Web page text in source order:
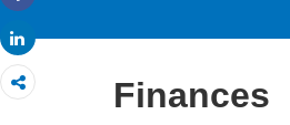
Share
Share
Finances